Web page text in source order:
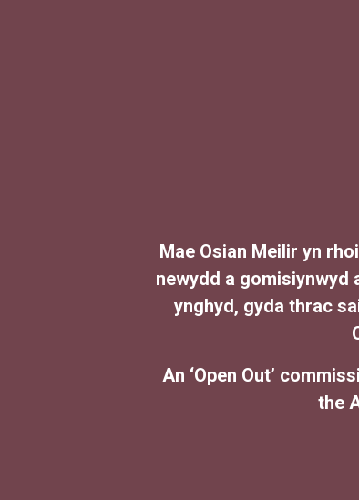
Mae Osian Meilir yn
newydd a gomisiynwyd
ynghyd, gyda thrac
An ‘Open Out’
the